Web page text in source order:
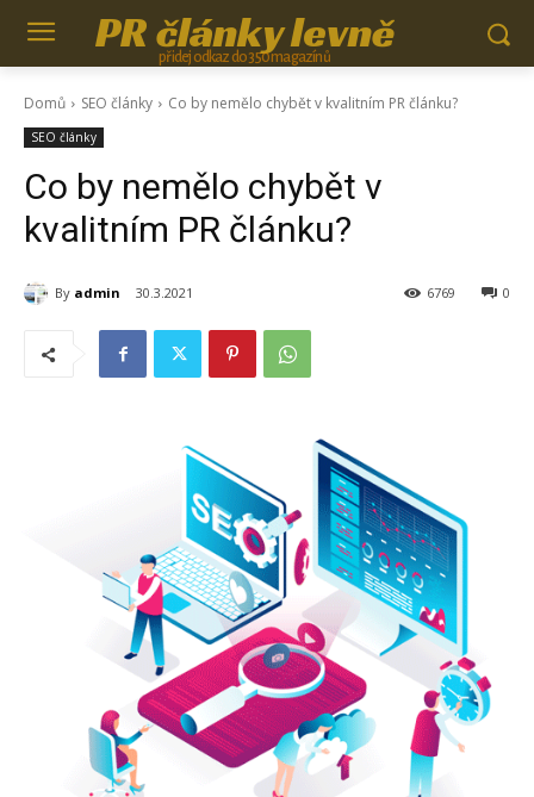
PR články levně
přidej odkaz do 350 magazínů
Domů SEO články Co by nemělo chybět v kvalitním PR článku?
SEO články
Co by nemělo chybět v
kvalitním PR článku?
By admin 30.3.2021 0
6769